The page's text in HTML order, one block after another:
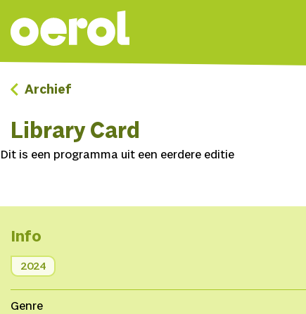
Archief
Library Card
Dit is een programma uit een eerdere editie
Info
2024
Genre